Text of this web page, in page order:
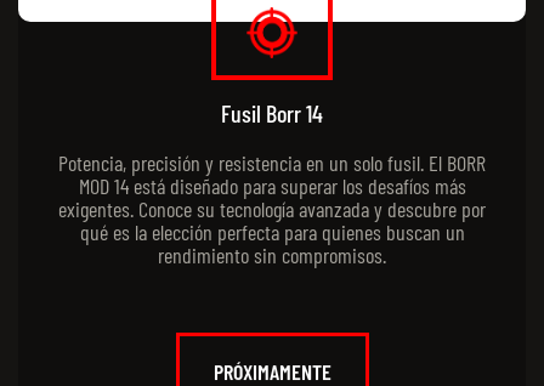
Fusil Borr 14
Potencia, precisión y resistencia en un solo fusil. El BORR
MOD 14 está diseñado para superar los desafíos más
exigentes. Conoce su tecnología avanzada y descubre por
qué es la elección perfecta para quienes buscan un
rendimiento sin compromisos.
PRÓXIMAMENTE